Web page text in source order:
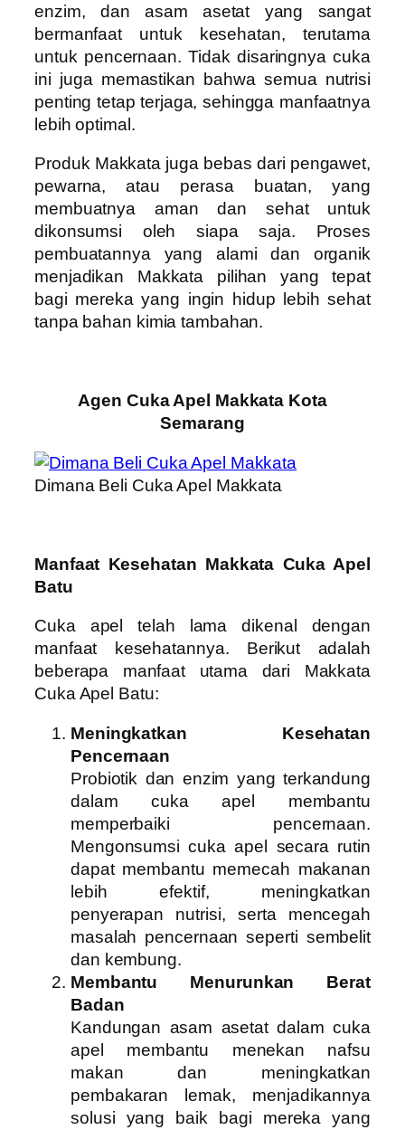
enzim, dan asam asetat yang sangat
bermanfaat untuk kesehatan, terutama
untuk pencernaan. Tidak disaringnya cuka
ini juga memastikan bahwa semua nutrisi
penting tetap terjaga, sehingga manfaatnya
lebih optimal.
Produk Makkata juga bebas dari pengawet,
pewarna, atau perasa buatan, yang
membuatnya aman dan sehat untuk
dikonsumsi oleh siapa saja. Proses
pembuatannya yang alami dan organik
menjadikan Makkata pilihan yang tepat
bagi mereka yang ingin hidup lebih sehat
tanpa bahan kimia tambahan.
Agen Cuka Apel Makkata Kota
Semarang
Dimana Beli Cuka Apel Makkata
Manfaat Kesehatan Makkata Cuka Apel
Batu
Cuka apel telah lama dikenal dengan
manfaat kesehatannya. Berikut adalah
beberapa manfaat utama dari Makkata
Cuka Apel Batu:
Meningkatkan Kesehatan
Pencernaan
Probiotik dan enzim yang terkandung
dalam cuka apel membantu
memperbaiki pencernaan.
Mengonsumsi cuka apel secara rutin
dapat membantu memecah makanan
lebih efektif, meningkatkan
penyerapan nutrisi, serta mencegah
masalah pencernaan seperti sembelit
dan kembung.
Membantu Menurunkan Berat
Badan
Kandungan asam asetat dalam cuka
apel membantu menekan nafsu
makan dan meningkatkan
pembakaran lemak, menjadikannya
solusi yang baik bagi mereka yang